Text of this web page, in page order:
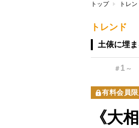
トップ トレン
トレンド
土俵に埋
＃ 1 ～
有料会員
《大